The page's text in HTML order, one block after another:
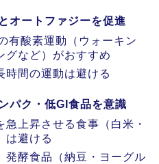
オートファジーを促進
有酸素運動（ウォーキン
グなど）がおすすめ
時間の運動は避ける
パク・低GI食品を意識
急上昇させる食事（白米・
は避ける
発酵食品（納豆・ヨーグル